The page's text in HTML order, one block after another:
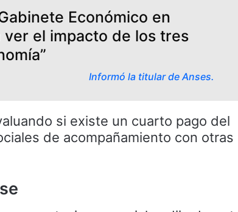
Económico en
ver el impacto de los tres
Informó la titular de Anses.
si existe un cuarto pago del
de acompañamiento con otras